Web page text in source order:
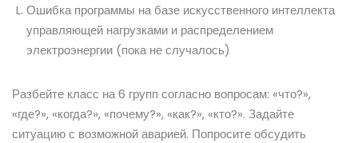
Ошибка программы на базе искусственного интеллекта
управляющей нагрузками и распределением
электроэнергии (пока не случалось)
Разбейте класс на 6 групп согласно вопросам: «что?»,
«где?», «когда?», «почему?», «как?», «кто?». Задайте
ситуацию с возможной аварией. Попросите обсудить